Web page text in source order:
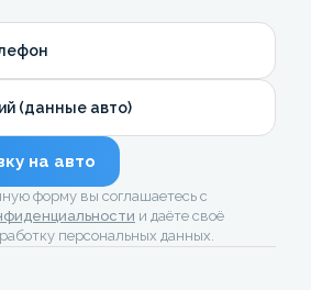
(данные авто)
на авто
форму вы соглашаетесь с
и даёте своё
персональных данных.